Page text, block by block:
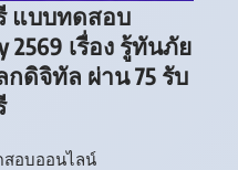
แบบทดสอบ
2569 เรื่อง รู้ทันภัย
ดิจิทัล ผ่าน 75 รับ
สอบออนไลน์